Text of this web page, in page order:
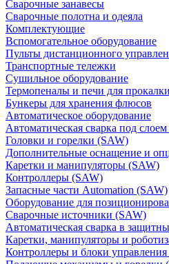
Сварочные занавесы
Сварочные полотна и одеяла
Комплектующие
Вспомогательное оборудование
Пульты дистанционного
Транспортные тележки
Сушильное оборудование
Термопеналы и печи для
Бункеры для хранения флюсов
Автоматическое оборудование
Автоматическая сварка под
Головки и горелки (SAW)
Дополнительные оснащение и
Каретки и манипуляторы (SAW)
Контроллеры (SAW)
Запасные части Automation (SAW)
Оборудование для
Сварочные источники (SAW)
Автоматическая сварка в
Каретки, манипуляторы и
Контроллеры и блоки